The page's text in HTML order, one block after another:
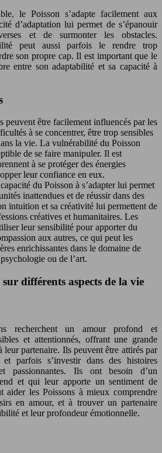
le Poisson s’adapte facilement aux
d’adaptation lui permet de s’épanouir
et de surmonter les obstacles.
peut aussi parfois le rendre trop
son propre cap. Il est important que le
entre son adaptabilité et sa capacité à
peuvent être facilement influencés par les
à se concentrer, être trop sensibles
la vie. La vulnérabilité du Poisson
de se faire manipuler. Il est
à se protéger des énergies
leur confiance en eux.
du Poisson à s’adapter lui permet
inattendues et de réussir dans des
intuition et sa créativité lui permettent de
créatives et humanitaires. Les
leur sensibilité pour apporter du
aux autres, ce qui peut les
enrichissantes dans le domaine de
ou de l’art.
différents aspects de la vie
recherchent un amour profond et
et attentionnés, offrant une grande
partenaire. Ils peuvent être attirés par
et parfois s’investir dans des histoires
passionnantes. Ils ont besoin d’un
et qui leur apporte un sentiment de
aider les Poissons à mieux comprendre
en amour, et à trouver un partenaire
et leur profondeur émotionnelle.